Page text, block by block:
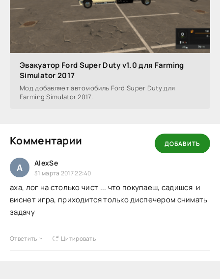
Эвакуатор Ford Super Duty v1.0 для Farming
Simulator 2017
Мод добавляет автомобиль Ford Super Duty для
Farming Simulator 2017.
Комментарии ДОБАВИТЬ
A AlexSe
31 марта 2017 22:40
аха, лог на столько чист ... что покупаеш, садишся и
виснет игра, приходится только диспечером снимать
задачу
Ответить Цитировать